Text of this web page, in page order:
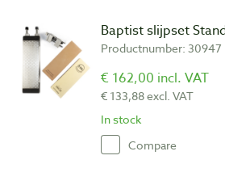
Baptist slijpset
Productnumber: 30947
€ 162,00 incl. VAT
€ 133,88 excl. VAT
In stock
Compare